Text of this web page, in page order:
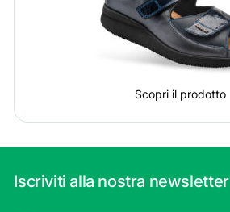
Scopri il prodotto
Iscriviti alla nostra newsletter